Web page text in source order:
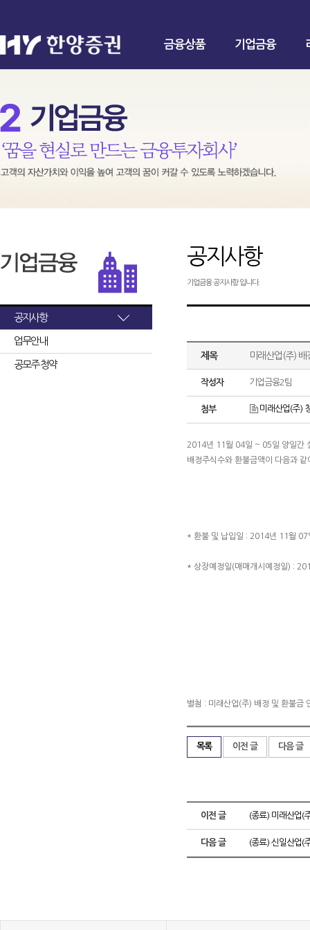
금융상품 기업금융
공지사항
업무안내
공모주 청약
공지사항
기업금융 공지사항 입니다.
제목 미래산업(주) 배
작성자 기업금융2팀
첨부 미래산업(주)
2014년 11월 04일 ~ 05일 양일간
배정주식수와 환불금액이 다음과
* 환불 및 납입일 : 2014년 11월 07
* 상장예정일(매매개시예정일) :
별첨 : 미래산업(주) 배정 및 환불금
목록 이전 글 다음 글
이전 글 (종료) 미래산업(
다음 글 (종료) 신일산업(